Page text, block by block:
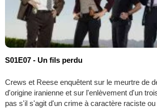
S01E07 - Un fils perdu
Crews et Reese enquêtent sur le meurtre de
d'origine iranienne et sur l'enlèvement d'un
pas s'il s'agit d'un crime à caractère raciste